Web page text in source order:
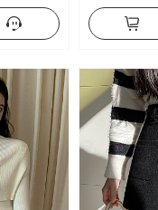
francés
exterior tejido